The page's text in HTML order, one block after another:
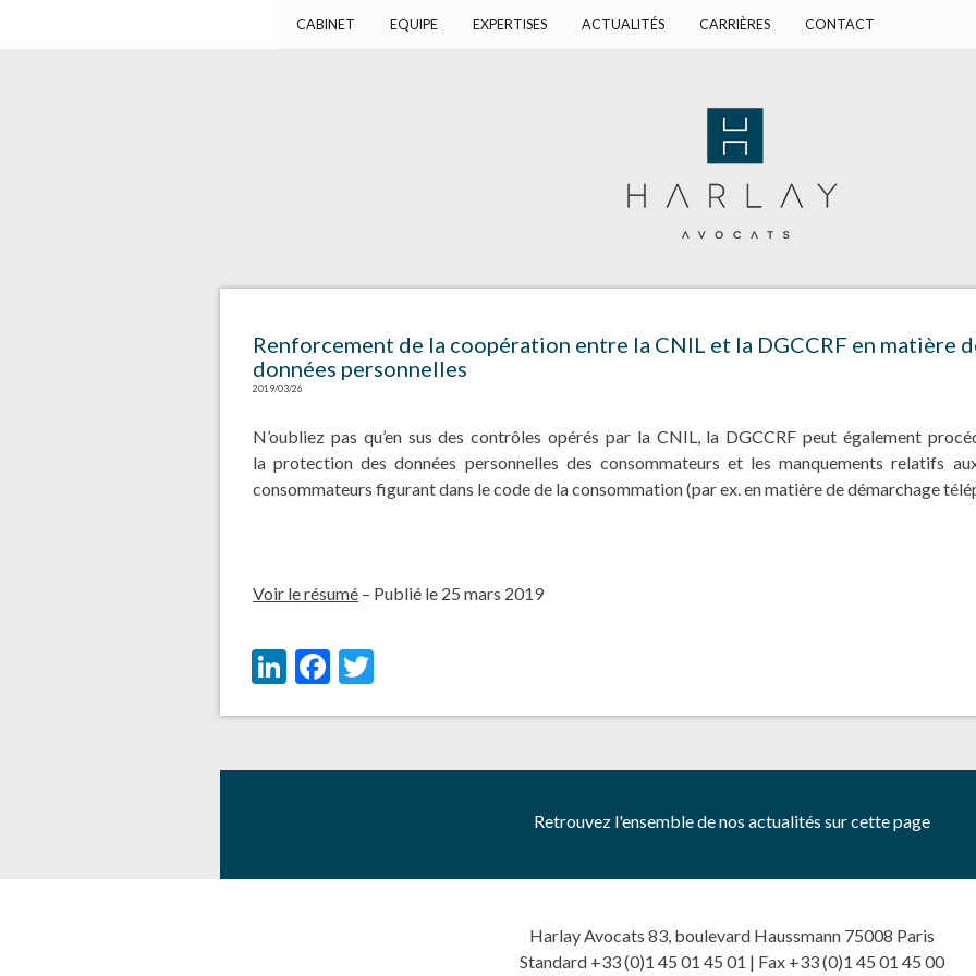
CABINET EQUIPE EXPERTISES ACTUALITÉS CARRIÈRES CONTACT
Renforcement de la coopération entre la CNIL et la DGCCRF en matière
données personnelles
2019/03/26
N’oubliez pas qu’en sus des contrôles opérés par la CNIL, la DGCCRF peut également
la protection des données personnelles des consommateurs et les manquements relatifs
consommateurs figurant dans le code de la consommation (par ex. en matière de démarchage
Voir le résumé – Publié le 25 mars 2019
LinkedIn
Facebook
Retrouvez l'ensemble de nos actualités sur cette page
Harlay Avocats 83, boulevard Haussmann 75008 Paris
Standard +33 (0)1 45 01 45 01 | Fax +33 (0)1 45 01 45 00